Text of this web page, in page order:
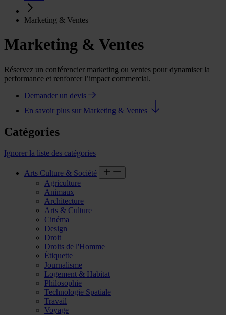
Marketing & Ventes
Marketing & Ventes
Réservez un conférencier marketing ou ventes pour dynamiser la
performance et renforcer l’impact commercial.
Demander un devis
En savoir plus sur Marketing & Ventes
Catégories
Ignorer la liste des catégories
Arts Culture & Société
Agriculture
Animaux
Architecture
Arts & Culture
Cinéma
Design
Droit
Droits de l'Homme
Étiquette
Journalisme
Logement & Habitat
Philosophie
Technologie Spatiale
Travail
Voyage